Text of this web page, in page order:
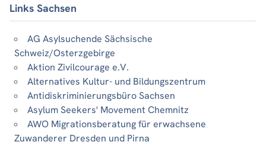
Links Sachsen
AG Asylsuchende Sächsische
Schweiz/Osterzgebirge
Aktion Zivilcourage e.V.
Alternatives Kultur- und Bildungszentrum
Antidiskriminierungsbüro Sachsen
Asylum Seekers' Movement Chemnitz
AWO Migrationsberatung für erwachsene
Zuwanderer Dresden und Pirna